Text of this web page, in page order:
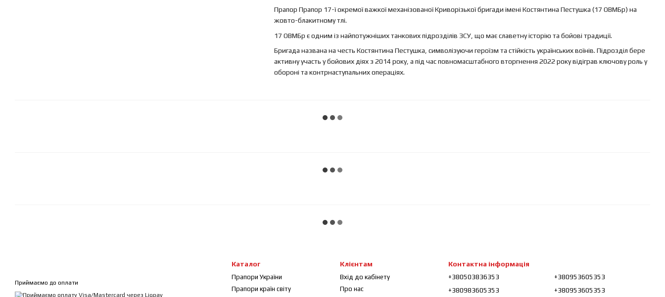
Прапор Прапор 17-ї окремої важкої механізованої Криворізької бригади імені Костянтина Пестушка (17 ОВМБр) на
жовто-блакитному тлі.
17 ОВМБр є одним із найпотужніших танкових підрозділів ЗСУ, що має славетну історію та бойові традиції.
Бригада названа на честь Костянтина Пестушка, символізуючи героїзм та стійкість українських воїнів. Підрозділ бере
активну участь у бойових діях з 2014 року, а під час повномасштабного вторгнення 2022 року відіграв ключову роль у
обороні та контрнаступальних операціях.
Приймаємо до оплати
Каталог
Прапори України
Прапори країн світу
Клієнтам
Вхід до кабінету
Про нас
Контактна інформація
+380503836353
+380983605353
+380953605353
+380953605353